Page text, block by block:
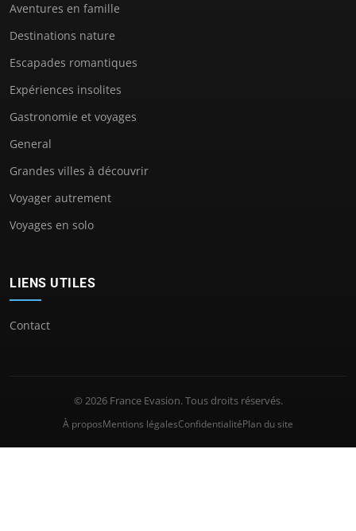
Aventures en famille
Destinations nature
Escapades romantiques
Expériences insolites
Gastronomie et voyages
General
Grandes villes à découvrir
Voyager autrement
Voyages en solo
LIENS UTILES
Contact
© 2026 France Evasion. Tous droits réservés.
À proposMentions légalesConfidentialitéPlan du site